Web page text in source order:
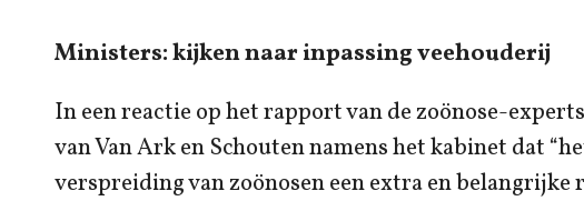
Ministers: kijken naar inpassing veehouderij
In een reactie op het rapport van de zoönose-
van Van Ark en Schouten namens het kabinet dat
verspreiding van zoönosen een extra en belangrijke